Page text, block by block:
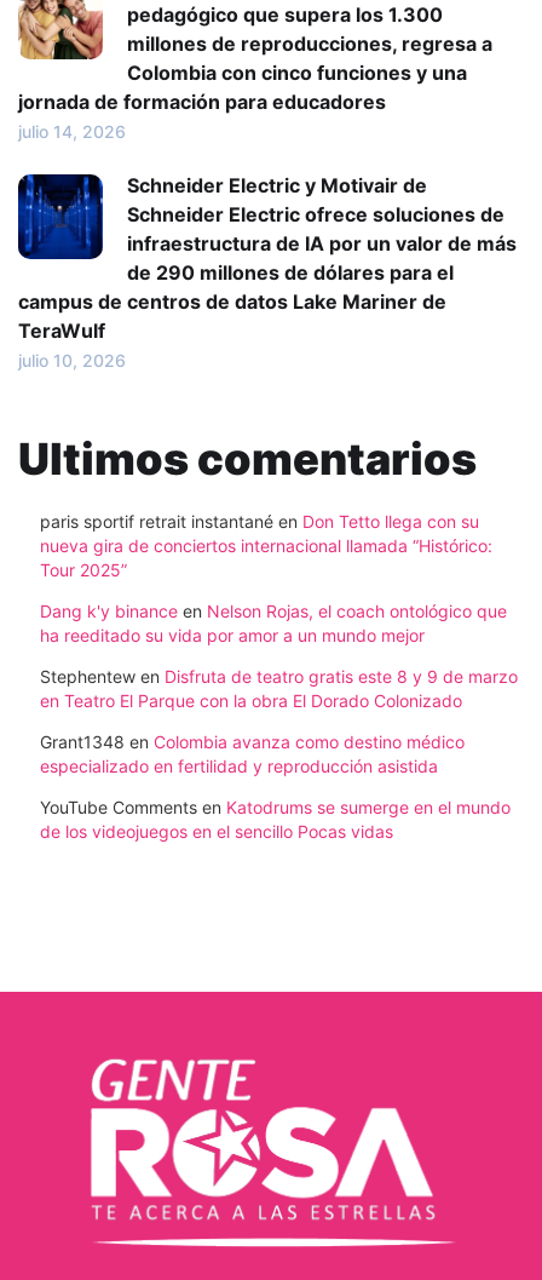
pedagógico que supera los 1.300
millones de reproducciones, regresa a
Colombia con cinco funciones y una
jornada de formación para educadores
julio 14, 2026
Schneider Electric y Motivair de
Schneider Electric ofrece soluciones de
infraestructura de IA por un valor de más
de 290 millones de dólares para el
campus de centros de datos Lake Mariner de
TeraWulf
julio 10, 2026
Ultimos comentarios
paris sportif retrait instantané en Don Tetto llega con su
nueva gira de conciertos internacional llamada “Histórico:
Tour 2025”
Dang k'y binance en Nelson Rojas, el coach ontológico que
ha reeditado su vida por amor a un mundo mejor
Stephentew en Disfruta de teatro gratis este 8 y 9 de marzo
en Teatro El Parque con la obra El Dorado Colonizado
Grant1348 en Colombia avanza como destino médico
especializado en fertilidad y reproducción asistida
YouTube Comments en Katodrums se sumerge en el mundo
de los videojuegos en el sencillo Pocas vidas